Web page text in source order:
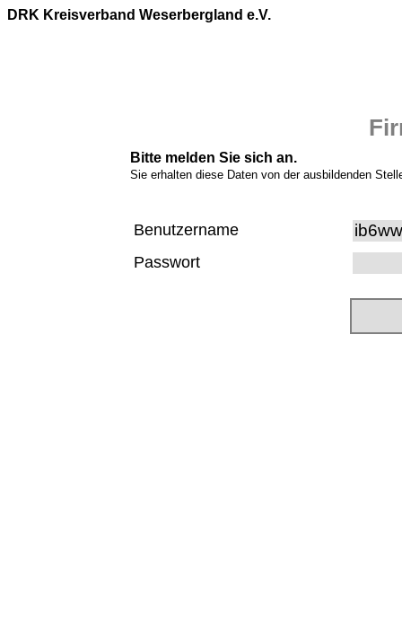
DRK Kreisverband Weserbergland e.V.
Bitte melden Sie sich an.
Sie erhalten diese Daten von der ausbildenden
Benutzername
Passwort